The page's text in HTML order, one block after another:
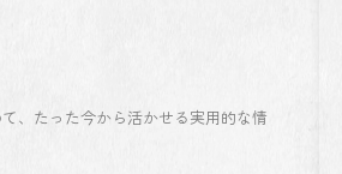
、たった今から活かせる実用的な情